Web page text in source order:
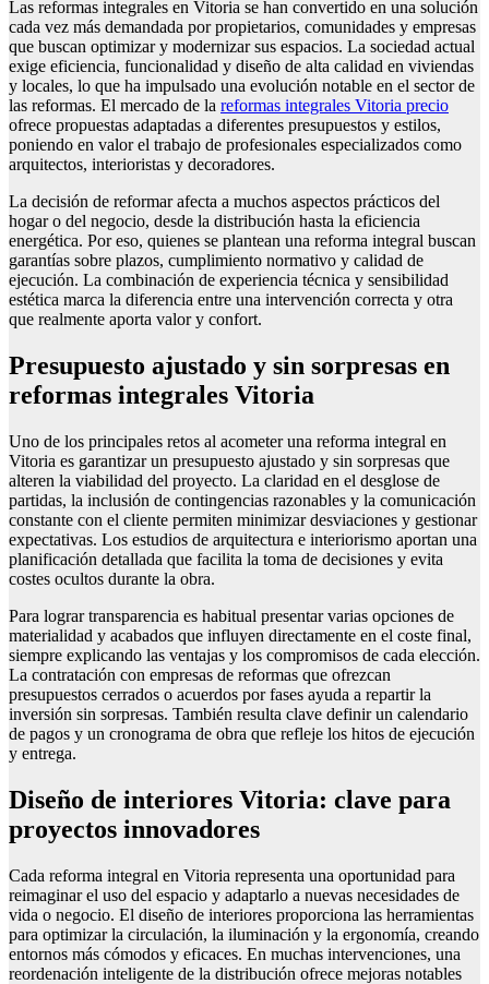
Las reformas integrales en Vitoria se han convertido en una solución
cada vez más demandada por propietarios, comunidades y empresas
que buscan optimizar y modernizar sus espacios. La sociedad actual
exige eficiencia, funcionalidad y diseño de alta calidad en viviendas
y locales, lo que ha impulsado una evolución notable en el sector de
las reformas. El mercado de la reformas integrales Vitoria precio
ofrece propuestas adaptadas a diferentes presupuestos y estilos,
poniendo en valor el trabajo de profesionales especializados como
arquitectos, interioristas y decoradores.
La decisión de reformar afecta a muchos aspectos prácticos del
hogar o del negocio, desde la distribución hasta la eficiencia
energética. Por eso, quienes se plantean una reforma integral buscan
garantías sobre plazos, cumplimiento normativo y calidad de
ejecución. La combinación de experiencia técnica y sensibilidad
estética marca la diferencia entre una intervención correcta y otra
que realmente aporta valor y confort.
Presupuesto ajustado y sin sorpresas en
reformas integrales Vitoria
Uno de los principales retos al acometer una reforma integral en
Vitoria es garantizar un presupuesto ajustado y sin sorpresas que
alteren la viabilidad del proyecto. La claridad en el desglose de
partidas, la inclusión de contingencias razonables y la comunicación
constante con el cliente permiten minimizar desviaciones y gestionar
expectativas. Los estudios de arquitectura e interiorismo aportan una
planificación detallada que facilita la toma de decisiones y evita
costes ocultos durante la obra.
Para lograr transparencia es habitual presentar varias opciones de
materialidad y acabados que influyen directamente en el coste final,
siempre explicando las ventajas y los compromisos de cada elección.
La contratación con empresas de reformas que ofrezcan
presupuestos cerrados o acuerdos por fases ayuda a repartir la
inversión sin sorpresas. También resulta clave definir un calendario
de pagos y un cronograma de obra que refleje los hitos de ejecución
y entrega.
Diseño de interiores Vitoria: clave para
proyectos innovadores
Cada reforma integral en Vitoria representa una oportunidad para
reimaginar el uso del espacio y adaptarlo a nuevas necesidades de
vida o negocio. El diseño de interiores proporciona las herramientas
para optimizar la circulación, la iluminación y la ergonomía, creando
entornos más cómodos y eficaces. En muchas intervenciones, una
reordenación inteligente de la distribución ofrece mejoras notables